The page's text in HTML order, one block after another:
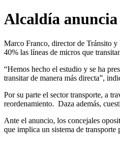
Alcaldía
Marco Franco, director de Tránsito y
40% las líneas de micros que
“Hemos hecho el estudio y se ha
transitar de manera más directa”,
Por su parte el sector transporte, a
reordenamiento. Daza además,
Ante el anuncio, los concejales
que implica un sistema de